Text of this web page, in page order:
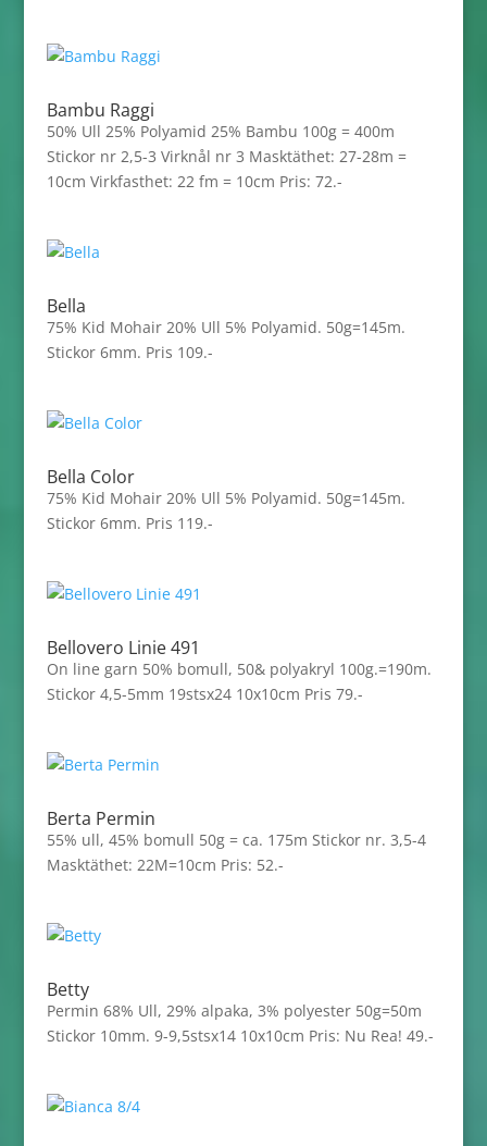
Bambu Raggi
50% Ull 25% Polyamid 25% Bambu 100g = 400m
Stickor nr 2,5-3 Virknål nr 3 Masktäthet: 27-28m =
10cm Virkfasthet: 22 fm = 10cm Pris: 72.-
Bella
75% Kid Mohair 20% Ull 5% Polyamid. 50g=145m.
Stickor 6mm. Pris 109.-
Bella Color
75% Kid Mohair 20% Ull 5% Polyamid. 50g=145m.
Stickor 6mm. Pris 119.-
Bellovero Linie 491
On line garn 50% bomull, 50& polyakryl 100g.=190m.
Stickor 4,5-5mm 19stsx24 10x10cm Pris 79.-
Berta Permin
55% ull, 45% bomull 50g = ca. 175m Stickor nr. 3,5-4
Masktäthet: 22M=10cm Pris: 52.-
Betty
Permin 68% Ull, 29% alpaka, 3% polyester 50g=50m
Stickor 10mm. 9-9,5stsx14 10x10cm Pris: Nu Rea! 49.-